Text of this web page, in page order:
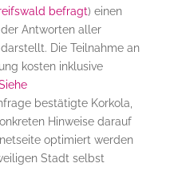
befragt) einen
Antworten aller
Die Teilnahme an
kosten inklusive
bestätigte Korkola,
Hinweise darauf
optimiert werden
Stadt selbst